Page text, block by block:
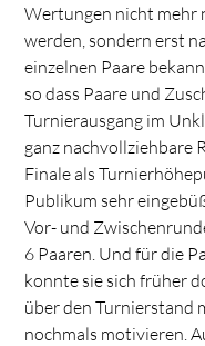
Wertungen nicht mehr
werden, sondern erst
einzelnen Paare
so dass Paare und
Turnierausgang im
ganz nachvollziehbare
Finale als
Publikum sehr
Vor- und
6 Paaren. Und für die
konnte sie sich früher
über den Turnierstand
nochmals motivieren.